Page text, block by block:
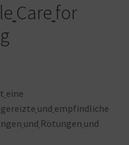
Care for
eine
gereizte und empfindliche
und Rötungen und